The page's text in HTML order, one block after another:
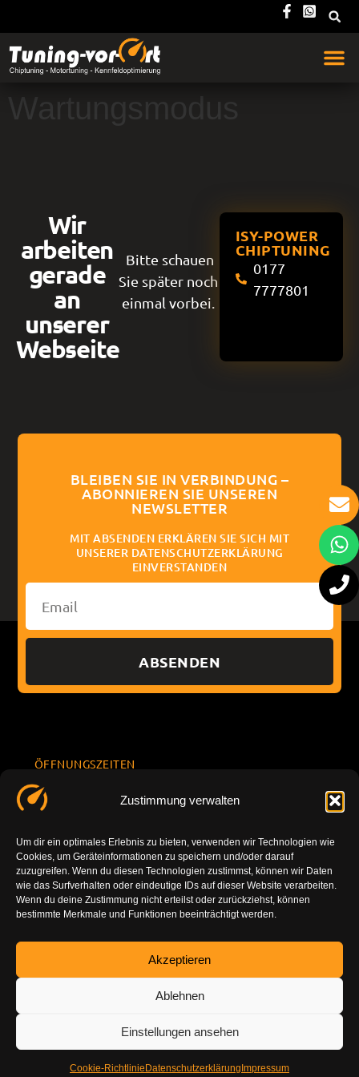
Zustimmung verwalten
Um dir ein optimales Erlebnis zu bieten, verwenden wir Technologien wie
Cookies, um Geräteinformationen zu speichern und/oder darauf
zuzugreifen. Wenn du diesen Technologien zustimmst, können wir Daten
wie das Surfverhalten oder eindeutige IDs auf dieser Website verarbeiten.
Wenn du deine Zustimmung nicht erteilst oder zurückziehst, können
bestimmte Merkmale und Funktionen beeinträchtigt werden.
Akzeptieren
Ablehnen
Einstellungen ansehen
Cookie-Richtlinie Datenschutzerklärung Impressum
Wartungsmodus
Wir
arbeiten
gerade
an
unserer
Webseite
Bitte schauen
Sie später noch
einmal vorbei.
ISY-POWER
CHIPTUNING
0177
7777801
BLEIBEN SIE IN VERBINDUNG –
ABONNIEREN SIE UNSEREN
NEWSLETTER
MIT ABSENDEN ERKLÄREN SIE SICH MIT
UNSERER DATENSCHUTZERKLÄRUNG
EINVERSTANDEN
ABSENDEN
ÖFFNUNGSZEITEN
Sa. 10.00 -
14.00
So.
geschlossen
INFORMATION
7777801
info@tuning-
vor-ort.com
DE-86179
g
Impressu
m